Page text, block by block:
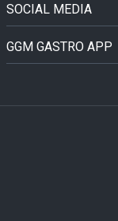
SOCIAL MEDIA
GGM GASTRO APP